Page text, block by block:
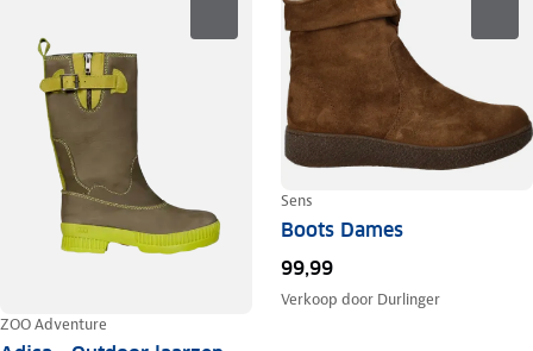
ZOO Adventure
Sens
Boots Dames
99,99
Verkoop door Durlinger